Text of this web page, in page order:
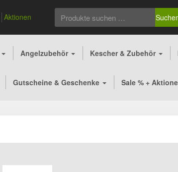
Aktionen
nach:
Angelzubehör Kescher & Zubehör
Gutscheine & Geschenke Sale % +